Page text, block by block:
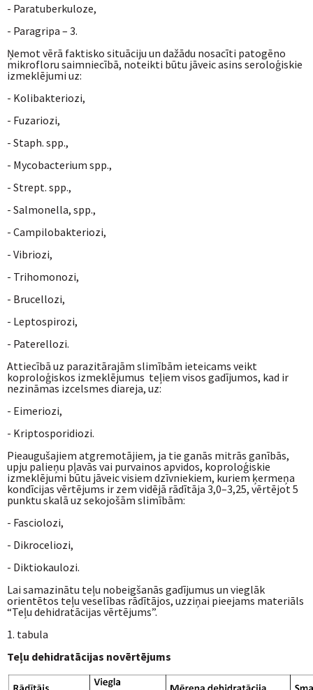
- Paratuberkuloze,
- Paragripa – 3.
Ņemot vērā faktisko situāciju un dažādu nosacīti patogēno
mikrofloru saimniecībā, noteikti būtu jāveic asins seroloģiskie
izmeklējumi uz:
- Kolibakteriozi,
- Fuzariozi,
- Staph. spp.,
- Mycobacterium spp.,
- Strept. spp.,
- Salmonella, spp.,
- Campilobakteriozi,
- Vibriozi,
- Trihomonozi,
- Brucellozi,
- Leptospirozi,
- Paterellozi.
Attiecībā uz parazitārajām slimībām ieteicams veikt
koproloģiskos izmeklējumus teļiem visos gadījumos, kad ir
nezināmas izcelsmes diareja, uz:
- Eimeriozi,
- Kriptosporidiozi.
Pieaugušajiem atgremotājiem, ja tie ganās mitrās ganībās,
upju palieņu pļavās vai purvainos apvidos, koproloģiskie
izmeklējumi būtu jāveic visiem dzīvniekiem, kuriem ķermeņa
kondīcijas vērtējums ir zem vidējā rādītāja 3,0–3,25, vērtējot 5
punktu skalā uz sekojošām slimībām:
- Fasciolozi,
- Dikroceliozi,
- Diktiokaulozi.
Lai samazinātu teļu nobeigšanās gadījumus un vieglāk
orientētos teļu veselības rādītājos, uzziņai pieejams materiāls
“Teļu dehidratācijas vērtējums”.
1. tabula
Teļu dehidratācijas novērtējums